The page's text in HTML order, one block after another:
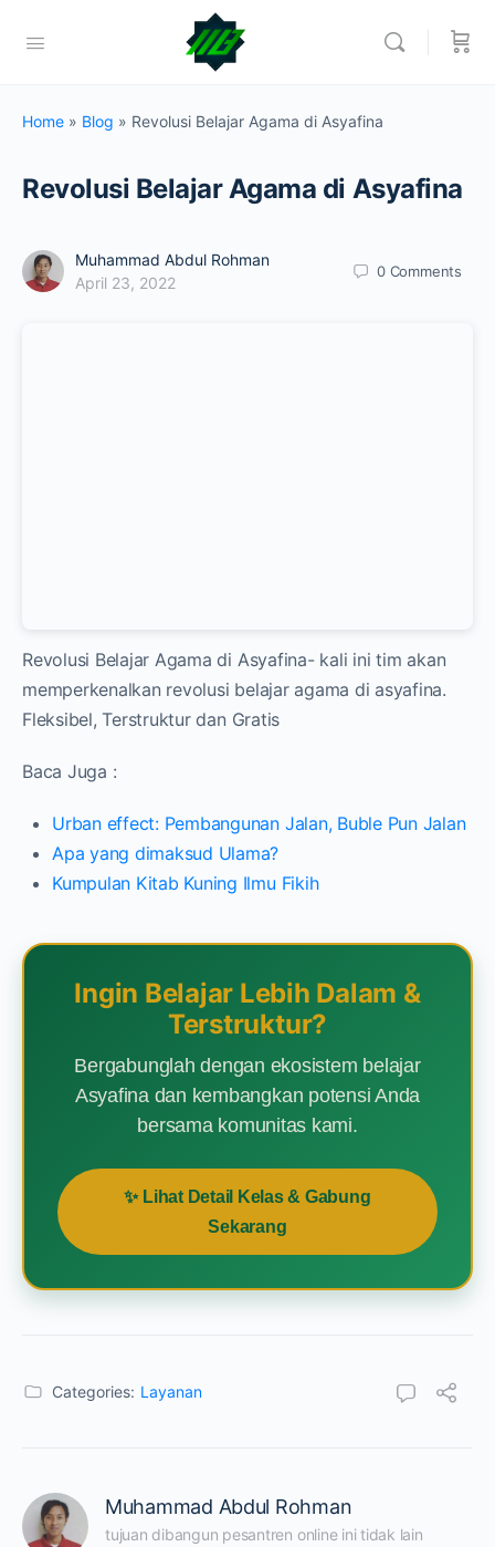
Home » Blog » Revolusi Belajar Agama di Asyafina
Revolusi Belajar Agama di Asyafina
Muhammad Abdul Rohman
April 23, 2022
0 Comments
Revolusi Belajar Agama di Asyafina- kali ini tim akan
memperkenalkan revolusi belajar agama di asyafina.
Fleksibel, Terstruktur dan Gratis
Baca Juga :
Urban effect: Pembangunan Jalan, Buble Pun Jalan
Apa yang dimaksud Ulama?
Kumpulan Kitab Kuning Ilmu Fikih
Ingin Belajar Lebih Dalam &
Terstruktur?
Bergabunglah dengan ekosistem belajar
Asyafina dan kembangkan potensi Anda
bersama komunitas kami.
✨ Lihat Detail Kelas & Gabung
Sekarang
Categories: Layanan
Muhammad Abdul Rohman
tujuan dibangun pesantren online ini tidak lain